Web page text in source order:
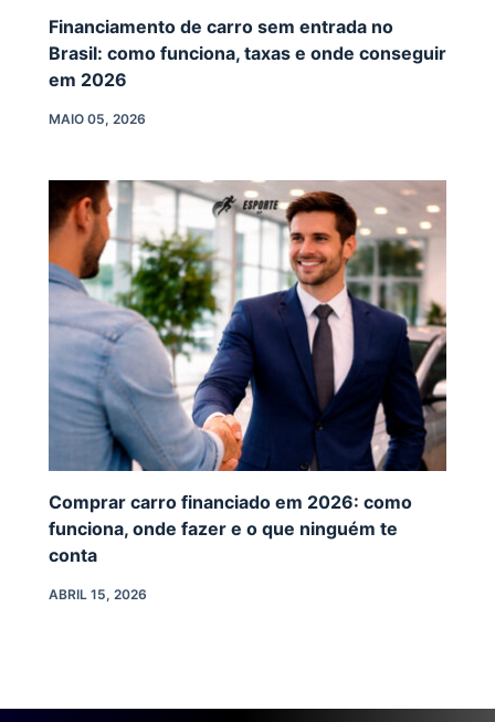
Financiamento de carro sem entrada no
Brasil: como funciona, taxas e onde conseguir
em 2026
MAIO 05, 2026
Comprar carro financiado em 2026: como
funciona, onde fazer e o que ninguém te
conta
ABRIL 15, 2026